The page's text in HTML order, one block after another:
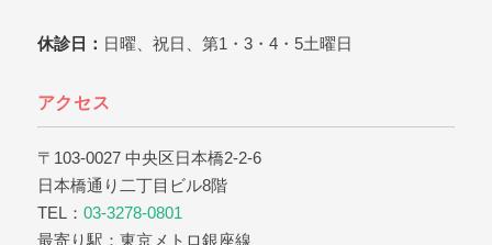
休診日： 日曜、祝日、第1・3・4・5土曜日
アクセス
〒103-0027 中央区日本橋2-2-6
日本橋通り二丁目ビル8階
TEL： 03-3278-0801
最寄り駅：東京メトロ銀座線